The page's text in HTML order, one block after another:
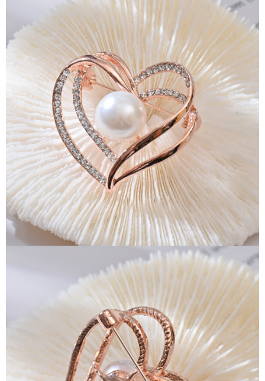
權轉讓予恩沛科技股份有限公司。
２．關於個人資料處理事宜，請瀏覽以下網址：
https://aftee.tw/terms/#terms3
３．未成年的使用者請事先徵得法定代理人或監護人之同意方可使用
「AFTEE先享後付」，若未經同意申辦者引起之損失，本公司不負相關責
任。
４．使用「AFTEE先享後付」時，將依據個別帳號之用戶狀況，依本公司即
時審查核予不同之上限額度；若仍有額度不足之情形，本公司將視審查結果
請求用戶進行身份認證。
５．嚴禁一人註冊多個帳號或使用他人資訊註冊。若發現惡意使用之情形，
恩沛科技股份有限公司將有權停止該用戶之使用額度並採取法律行動。
付款後7-11取貨
每筆NT$65，滿NT$490(含以上)免運費
宅配(本島)
每筆NT$100，滿NT$790(含以上)免運費
付款後寶雅門市自取(由倉庫統一出貨)
每筆NT$80，滿NT$290(含以上)免運費